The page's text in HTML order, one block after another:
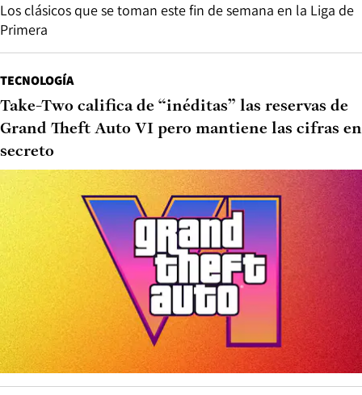
Los clásicos que se toman este fin de semana en la Liga de
Primera
TECNOLOGÍA
Take-Two califica de “inéditas” las reservas de
Grand Theft Auto VI pero mantiene las cifras en
secreto